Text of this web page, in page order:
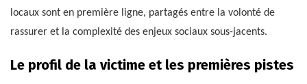
locaux sont en première ligne, partagés entre la volonté de
rassurer et la complexité des enjeux sociaux sous-jacents.
Le profil de la victime et les premières pistes